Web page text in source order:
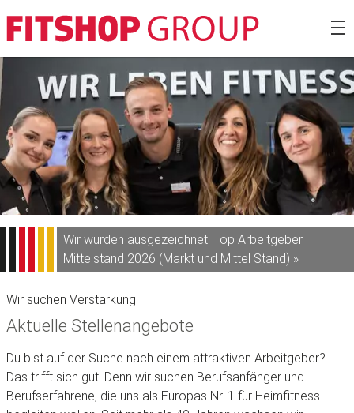
Zum
Inhalt
springen
Fitshop
Wir wurden ausgezeichnet: Top Arbeitgeber
Mittelstand 2026 (Markt und Mittel Stand) »
Wir suchen Verstärkung
Aktuelle Stellenangebote
Du bist auf der Suche nach einem attraktiven Arbeitgeber?
Das trifft sich gut. Denn wir suchen Berufsanfänger und
Berufserfahrene, die uns als Europas Nr. 1 für Heimfitness